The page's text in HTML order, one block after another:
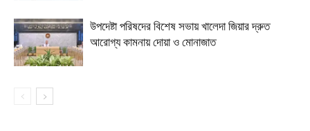
উপদেষ্টা পরিষদের বিশেষ সভায় খালেদা জিয়ার দ্রুত
আরোগ্য কামনায় দোয়া ও মোনাজাত